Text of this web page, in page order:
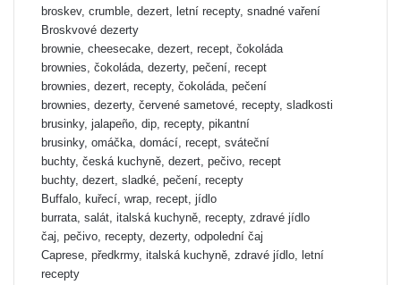
broskev, crumble, dezert, letní recepty, snadné vaření
Broskvové dezerty
brownie, cheesecake, dezert, recept, čokoláda
brownies, čokoláda, dezerty, pečení, recept
brownies, dezert, recepty, čokoláda, pečení
brownies, dezerty, červené sametové, recepty, sladkosti
brusinky, jalapeño, dip, recepty, pikantní
brusinky, omáčka, domácí, recept, sváteční
buchty, česká kuchyně, dezert, pečivo, recept
buchty, dezert, sladké, pečení, recepty
Buffalo, kuřecí, wrap, recept, jídlo
burrata, salát, italská kuchyně, recepty, zdravé jídlo
čaj, pečivo, recepty, dezerty, odpolední čaj
Caprese, předkrmy, italská kuchyně, zdravé jídlo, letní
recepty